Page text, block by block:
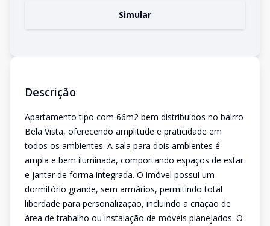
Simular
Descrição
Apartamento tipo com 66m2 bem distribuídos no bairro
Bela Vista, oferecendo amplitude e praticidade em
todos os ambientes. A sala para dois ambientes é
ampla e bem iluminada, comportando espaços de estar
e jantar de forma integrada. O imóvel possui um
dormitório grande, sem armários, permitindo total
liberdade para personalização, incluindo a criação de
área de trabalho ou instalação de móveis planejados. O